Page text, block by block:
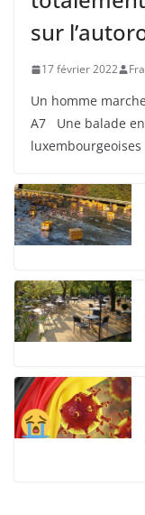
sur
17 février 2022
Un homme
A7 Une balade
luxembourgeoises